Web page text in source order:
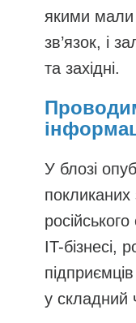
якими
зв’язок, і
та західні.
У блозі
IT-бізнесі,
у складний